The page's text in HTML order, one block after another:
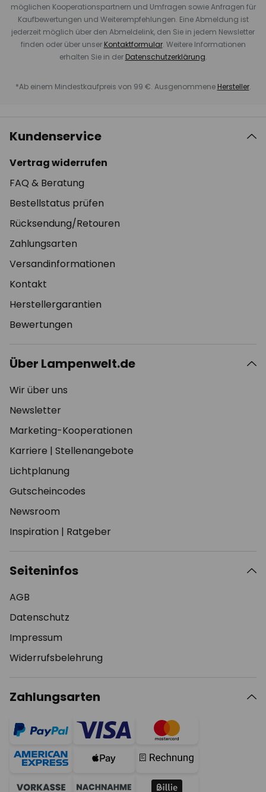
möglichen Kooperationspartnern und Umfragen sowie Anfragen für
Kaufbewertungen und Weiterempfehlungen. Eine Abmeldung ist
jederzeit möglich über den Abmeldelink, den Sie in jedem Newsletter
finden oder über unser Kontaktformular. Weitere Informationen
erhalten Sie in der Datenschutzerklärung.
*Ab einem Mindestkaufpreis von 99 €. Ausgenommene Hersteller.
Kundenservice
Vertrag widerrufen
FAQ & Beratung
Bestellstatus prüfen
Rücksendung/Retouren
Zahlungsarten
Versandinformationen
Kontakt
Herstellergarantien
Bewertungen
Über Lampenwelt.de
Wir über uns
Newsletter
Marketing-Kooperationen
Karriere | Stellenangebote
Lichtplanung
Gutscheincodes
Newsroom
Inspiration | Ratgeber
Seiteninfos
AGB
Datenschutz
Impressum
Widerrufsbelehrung
Zahlungsarten